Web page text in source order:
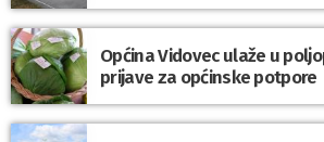
Općina Vidovec ulaže u
prijave za općinske potpore